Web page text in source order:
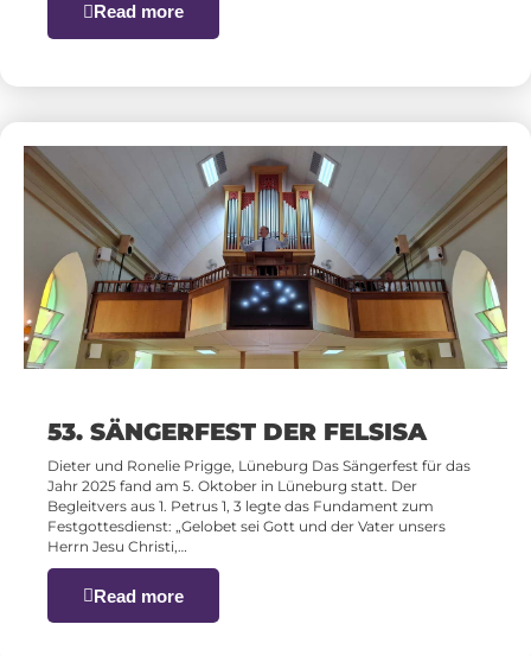
Read more
53. SÄNGERFEST DER FELSISA
Dieter und Ronelie Prigge, Lüneburg Das Sängerfest für das
Jahr 2025 fand am 5. Oktober in Lüneburg statt. Der
Begleitvers aus 1. Petrus 1, 3 legte das Fundament zum
Festgottesdienst: „Gelobet sei Gott und der Vater unsers
Herrn Jesu Christi,…
Read more